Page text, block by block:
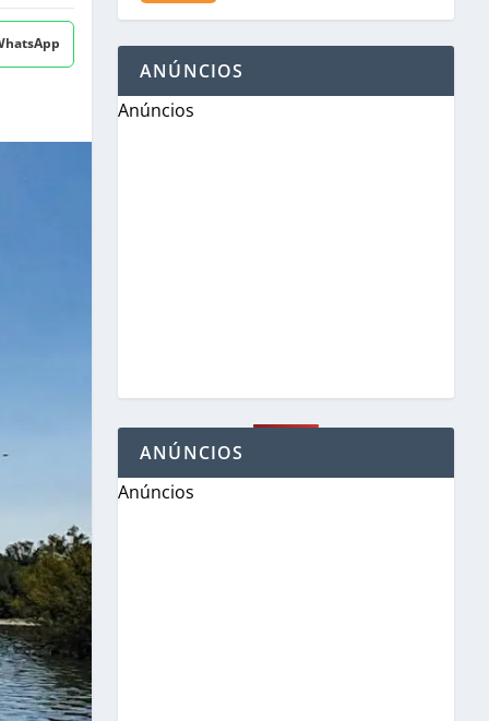
ANÚNCIOS
Anúncios
ANÚNCIOS
Anúncios